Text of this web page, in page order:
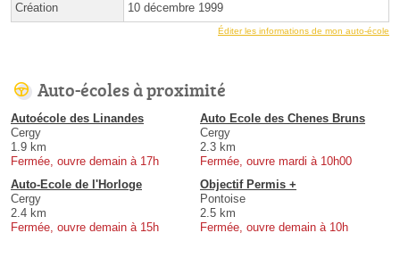
Création 10 décembre 1999
Éditer les informations de mon auto-école
Auto-écoles à proximité
Autoécole des Linandes
Cergy
1.9 km
Fermée, ouvre demain à 17h
Auto Ecole des Chenes Bruns
Cergy
2.3 km
Fermée, ouvre mardi à 10h00
Auto-Ecole de l'Horloge
Cergy
2.4 km
Fermée, ouvre demain à 15h
Objectif Permis +
Pontoise
2.5 km
Fermée, ouvre demain à 10h